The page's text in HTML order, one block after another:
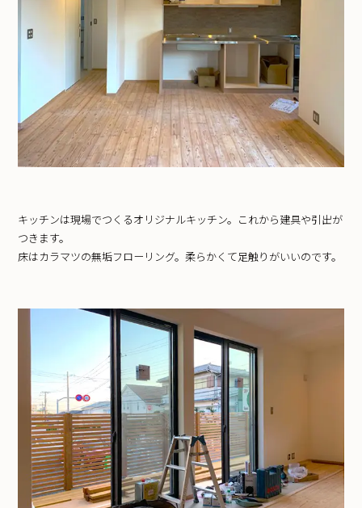
キッチンは現場でつくるオリジナルキッチン。これから建具や引出が
つきます。
床はカラマツの無垢フローリング。柔らかくて足触りがいいのです。